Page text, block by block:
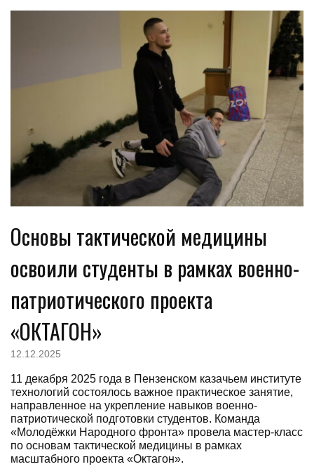
Основы тактической медицины
освоили студенты в рамках военно-
патриотического проекта
«ОКТАГОН»
12.12.2025
11 декабря 2025 года в Пензенском казачьем институте
технологий состоялось важное практическое занятие,
направленное на укрепление навыков военно-
патриотической подготовки студентов. Команда
«Молодёжки Народного фронта» провела мастер-класс
по основам тактической медицины в рамках
масштабного проекта «Октагон».